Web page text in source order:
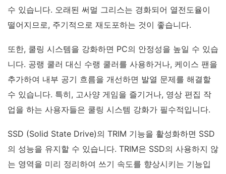
수 있습니다. 오래된 써멀 그리스는 경화되어 열전도율이
떨어지므로, 주기적으로 재도포하는 것이 좋습니다.
또한, 쿨링 시스템을 강화하면 PC의 안정성을 높일 수 있습
니다. 공랭 쿨러 대신 수랭 쿨러를 사용하거나, 케이스 팬을
추가하여 내부 공기 흐름을 개선하면 발열 문제를 해결할
수 있습니다. 특히, 고사양 게임을 즐기거나, 영상 편집 작
업을 하는 사용자들은 쿨링 시스템 강화가 필수적입니다.
SSD (Solid State Drive)의 TRIM 기능을 활성화하면 SSD
의 성능을 유지할 수 있습니다. TRIM은 SSD의 사용하지 않
는 영역을 미리 정리하여 쓰기 속도를 향상시키는 기능입